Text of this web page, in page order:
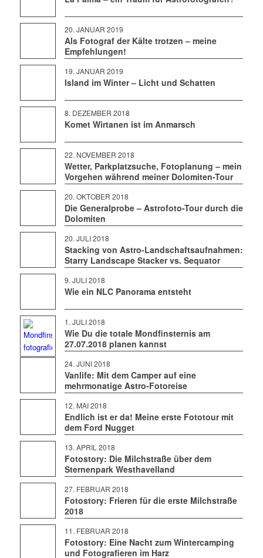
20. JANUAR 2019
Als Fotograf der Kälte trotzen – meine
Empfehlungen!
19. JANUAR 2019
Island im Winter – Licht und Schatten
8. DEZEMBER 2018
Komet Wirtanen ist im Anmarsch
22. NOVEMBER 2018
Wetter, Parkplatzsuche, Fotoplanung – mein
Vorgehen während meiner Dolomiten-Tour
20. OKTOBER 2018
Die Generalprobe – Astrofoto-Tour durch die
Dolomiten
20. JULI 2018
Stacking von Astro-Landschaftsaufnahmen:
Starry Landscape Stacker vs. Sequator
9. JULI 2018
Wie ein NLC Panorama entsteht
1. JULI 2018
Wie Du die totale Mondfinsternis am
27.07.2018 planen kannst
24. JUNI 2018
Vanlife: Mit dem Camper auf eine
mehrmonatige Astro-Fotoreise
12. MAI 2018
Endlich ist er da! Meine erste Fototour mit
dem Ford Nugget
13. APRIL 2018
Fotostory: Die Milchstraße über dem
Sternenpark Westhavelland
27. FEBRUAR 2018
Fotostory: Frieren für die erste Milchstraße
2018
11. FEBRUAR 2018
Fotostory: Eine Nacht zum Wintercamping
und Fotografieren im Harz